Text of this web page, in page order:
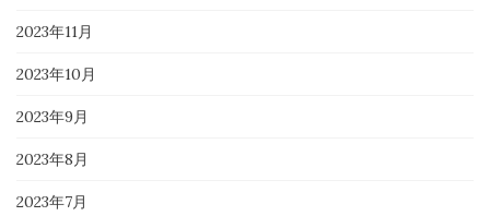
2023年11月
2023年10月
2023年9月
2023年8月
2023年7月